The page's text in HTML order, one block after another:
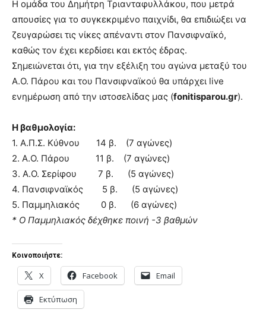
Η ομάδα του Δημήτρη Τριανταφυλλάκου, που μετρά
απουσίες για το συγκεκριμένο παιχνίδι, θα επιδιώξει να
ζευγαρώσει τις νίκες απέναντι στον Πανσιφναϊκό,
καθώς τον έχει κερδίσει και εκτός έδρας.
Σημειώνεται ότι, για την εξέλιξη του αγώνα μεταξύ του
Α.Ο. Πάρου και του Πανσιφναϊκού θα υπάρχει live
ενημέρωση από την ιστοσελίδας μας (fonitisparou.gr).
Η βαθμολογία:
1. Α.Π.Σ. Κύθνου 14 β. (7 αγώνες)
2. Α.Ο. Πάρου 11 β. (7 αγώνες)
3. Α.Ο. Σερίφου 7 β. (5 αγώνες)
4. Πανσιφναϊκός 5 β. (5 αγώνες)
5. Παμμηλιακός 0 β. (6 αγώνες)
* Ο Παμμηλιακός δέχθηκε ποινή -3 βαθμών
Κοινοποιήστε:
X Facebook Email
Εκτύπωση